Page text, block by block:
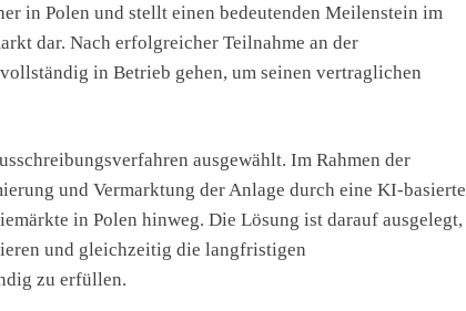
in Polen und stellt einen bedeutenden Meilenstein im
dar. Nach erfolgreicher Teilnahme an der
in Betrieb gehen, um seinen vertraglichen
ausgewählt. Im Rahmen der
und Vermarktung der Anlage durch eine KI-basierte
in Polen hinweg. Die Lösung ist darauf ausgelegt,
und gleichzeitig die langfristigen
zu erfüllen.